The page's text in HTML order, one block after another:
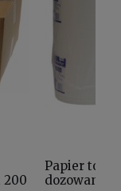
200
Papier
dozowania